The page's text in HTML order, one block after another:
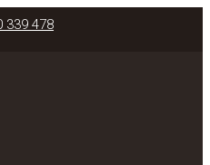
339 478